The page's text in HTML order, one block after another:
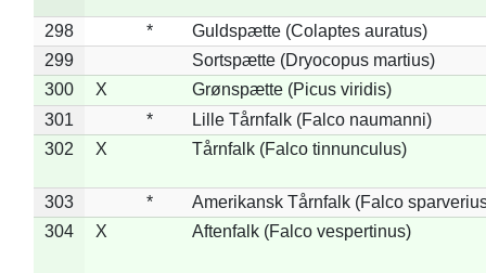
298 *
Guldspætte (Colaptes auratus)
299
Sortspætte (Dryocopus martius)
300
X
Grønspætte (Picus viridis)
301
*
Lille Tårnfalk (Falco naumanni)
302
X Tårnfalk (Falco tinnunculus)
303 *
Amerikansk Tårnfalk (Falco
304
X Aftenfalk (Falco vespertinus)